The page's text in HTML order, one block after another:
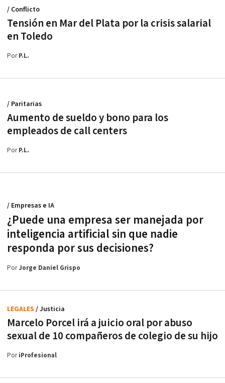
Tensión en Mar del Plata por la crisis salarial
en Toledo
/ Conflicto
PorP.L.
Aumento de sueldo y bono para los
empleados de call centers
/ Paritarias
PorP.L.
¿Puede una empresa ser manejada por
inteligencia artificial sin que nadie
responda por sus decisiones?
/ Empresas e IA
PorJorge Daniel Grispo
Marcelo Porcel irá a juicio oral por abuso
sexual de 10 compañeros de colegio de su hijo
LEGALES / Justicia
PoriProfesional